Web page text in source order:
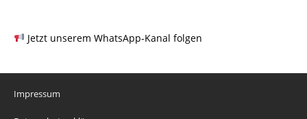
Jetzt unserem WhatsApp-Kanal folgen
Impressum